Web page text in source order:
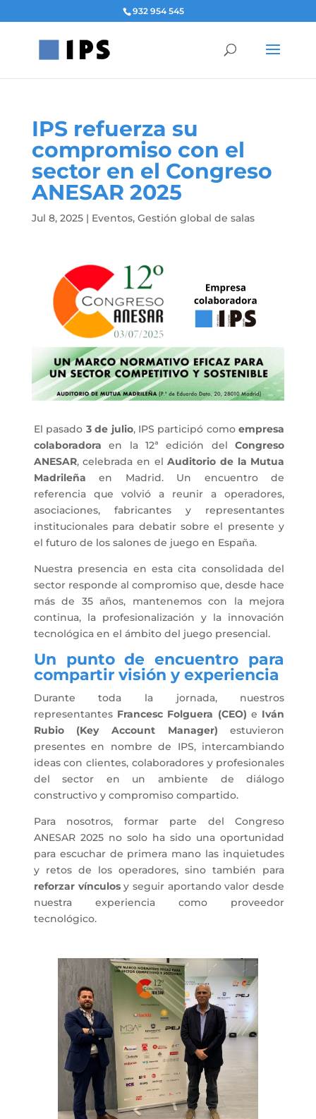
932 954 545
IPS refuerza su
compromiso con el
sector en el Congreso
ANESAR 2025
Jul 8, 2025| Eventos, Gestión global de salas
El pasado 3 de julio, IPS participó comoempresa
colaboradora en la 12ª edición delCongreso
ANESAR, celebrada en elAuditorio de la Mutua
Madrileña en Madrid. Un encuentro de
referencia que volvió a reunir a operadores,
asociaciones, fabricantes y representantes
institucionales para debatir sobre el presente y
el futuro de los salones de juego en España.
Nuestra presencia en esta cita consolidada del
sector responde al compromiso que, desde hace
más de 35 años, mantenemos con la mejora
continua, la profesionalización y la innovación
tecnológica en el ámbito del juego presencial.
Un punto de encuentro para
compartir visión y experiencia
Durante toda la jornada, nuestros
representantes Francesc Folguera (CEO) e Iván
Rubio (Key Account Manager) estuvieron
presentes en nombre de IPS, intercambiando
ideas con clientes, colaboradores y profesionales
del sector en un ambiente de diálogo
constructivo y compromiso compartido.
Para nosotros, formar parte del Congreso
ANESAR 2025 no solo ha sido una oportunidad
para escuchar de primera mano las inquietudes
y retos de los operadores, sino también para
reforzar vínculosy seguir aportando valor desde
nuestra experiencia como proveedor
tecnológico.